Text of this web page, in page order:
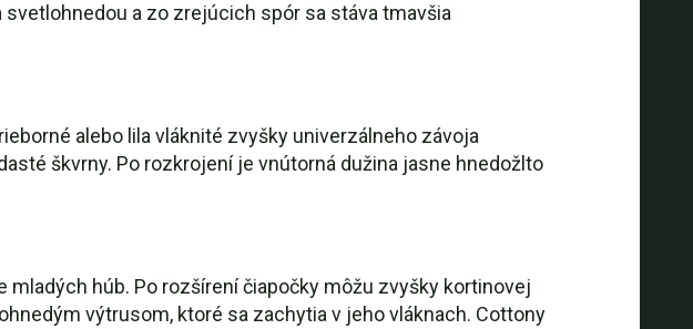
a zo zrejúcich spór sa stáva tmavšia
alebo lila vláknité zvyšky univerzálneho závoja
škvrny. Po rozkrojení je vnútorná dužina jasne hnedožlto
mladých húb. Po rozšírení čiapočky môžu zvyšky kortinovej
výtrusom, ktoré sa zachytia v jeho vláknach. Cottony